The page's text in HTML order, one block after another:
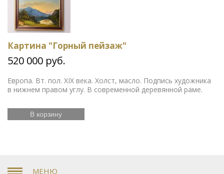
Картина "Горный пейзаж"
520 000 руб.
Европа. Вт. пол. XIX века. Холст, масло. Подпись художника
в нижнем правом углу. В современной деревянной раме.
В корзину